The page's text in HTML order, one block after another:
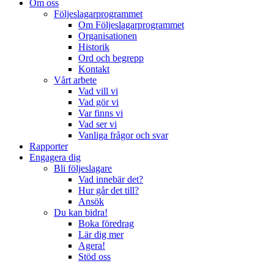
Om oss
Följeslagarprogrammet
Om Följeslagarprogrammet
Organisationen
Historik
Ord och begrepp
Kontakt
Vårt arbete
Vad vill vi
Vad gör vi
Var finns vi
Vad ser vi
Vanliga frågor och svar
Rapporter
Engagera dig
Bli följeslagare
Vad innebär det?
Hur går det till?
Ansök
Du kan bidra!
Boka föredrag
Lär dig mer
Agera!
Stöd oss